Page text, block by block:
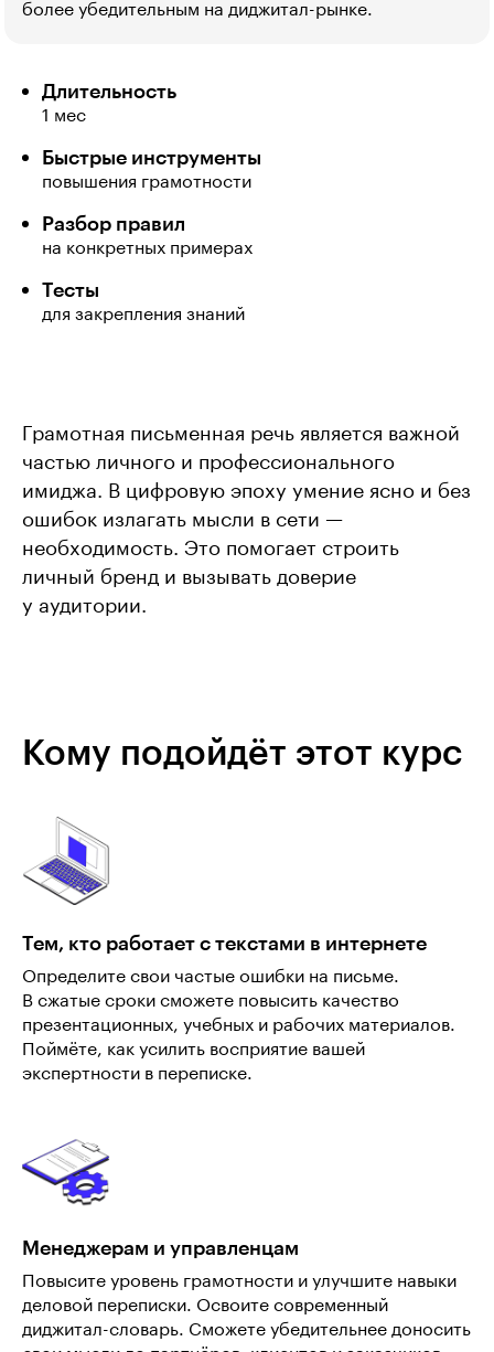
более убедительным на диджитал-рынке.
Длительность
1 мес
Быстрые инструменты
повышения грамотности
Разбор правил
на конкретных примерах
Тесты
для закрепления знаний
Грамотная письменная речь является важной
частью личного и профессионального
имиджа. В цифровую эпоху умение ясно и без
ошибок излагать мысли в сети —
необходимость. Это помогает строить
личный бренд и вызывать доверие
у аудитории.
Кому подойдёт этот курс
Тем, кто работает с текстами в интернете
Определите свои частые ошибки на письме.
В сжатые сроки сможете повысить качество
презентационных, учебных и рабочих материалов.
Поймёте, как усилить восприятие вашей
экспертности в переписке.
Менеджерам и управленцам
Повысите уровень грамотности и улучшите навыки
деловой переписки. Освоите современный
диджитал-словарь. Сможете убедительнее доносить